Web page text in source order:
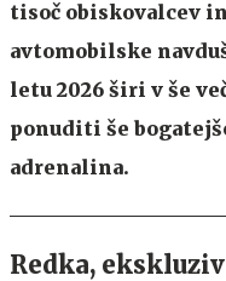
tisoč obiskovalcev
avtomobilske
letu 2026 širi v še
ponuditi še
adrenalina.
Redka,